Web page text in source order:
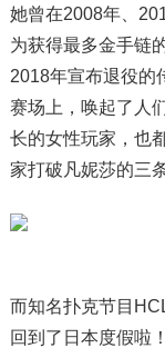
她曾在2008年、
为获得最多金手链
2018年宣布退役的
赛场上，唤起了人
长的女性玩家，也
家打破凡妮莎的三
而知名扑克节目
回到了日本度假啦